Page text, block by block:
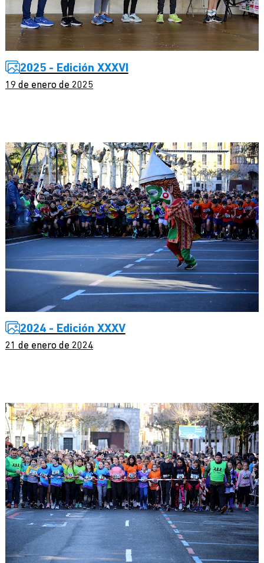
2025 - Edición XXXVI
19 de enero de 2025
2024 - Edición XXXV
21 de enero de 2024